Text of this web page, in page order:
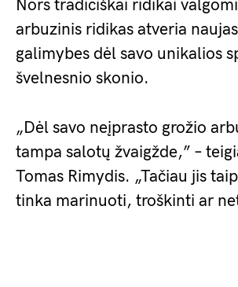
Nors tradiciškai ridikai
arbuzinis ridikas atveria
galimybes dėl savo unikalios
švelnesnio skonio.
„Dėl savo neįprasto grožio
tampa salotų žvaigžde,” –
Tomas Rimydis. „Tačiau jis
tinka marinuoti, troškinti ar